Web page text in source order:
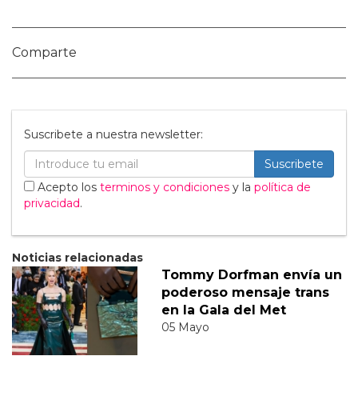
Suscribete a nuestra newsletter:
Suscribete
Noticias relacionadas
Tommy Dorfman envía un
poderoso mensaje trans
en la Gala del Met